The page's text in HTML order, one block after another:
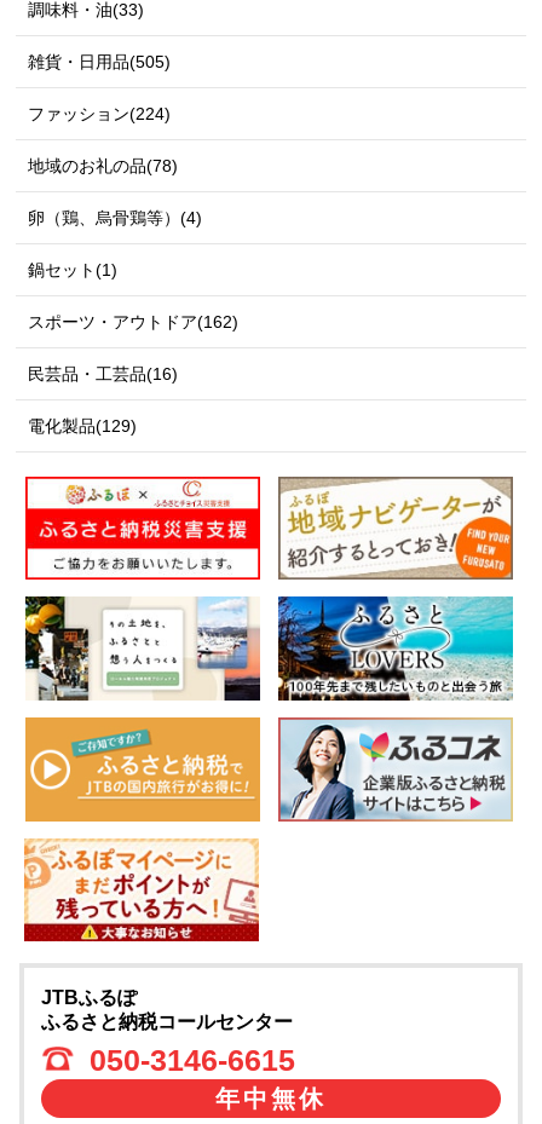
調味料・油(33)
雑貨・日用品(505)
ファッション(224)
地域のお礼の品(78)
卵（鶏、烏骨鶏等）(4)
鍋セット(1)
スポーツ・アウトドア(162)
民芸品・工芸品(16)
電化製品(129)
JTBふるぽ
ふるさと納税コールセンター
050-3146-6615
年中無休